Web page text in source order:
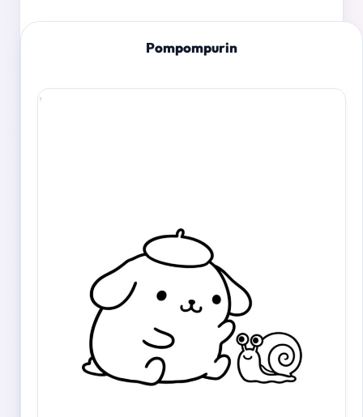
Pompompurin